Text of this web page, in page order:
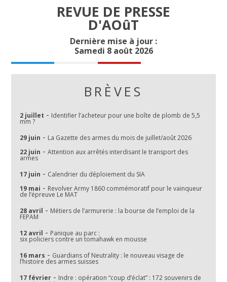
REVUE DE PRESSE
D'AOûT
Dernière mise à jour :
Samedi 8 août 2026
BRÈVES
2 juillet - Identifier l’acheteur pour une boîte de plomb de 5,5
mm ?
29 juin - La Gazette des armes du mois de juillet/août 2026
22 juin -Attention aux arrêtés interdisant le transport des
armes
17 juin - Calendrier du déploiement du SIA
19 mai - Revolver Army 1860 commémoratif pour le vainqueur
de l’épreuve Le MAT
28 avril - Métiers de l’armurerie : la bourse de l’emploi de la
FEPAM
12 avril - Panique au parc :
six policiers contre un tomahawk en mousse
16 mars - Guardians of Neutrality : le nouveau visage de
l’histoire des armes suisses
17 février - Indre : opération “coup d’éclat” : 172 souvenirs de